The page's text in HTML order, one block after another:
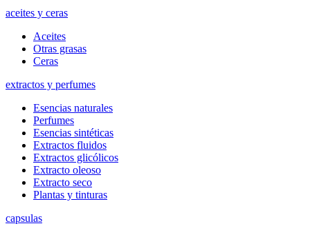
aceites y ceras
Aceites
Otras grasas
Ceras
extractos y perfumes
Esencias naturales
Perfumes
Esencias sintéticas
Extractos fluidos
Extractos glicólicos
Extracto oleoso
Extracto seco
Plantas y tinturas
capsulas